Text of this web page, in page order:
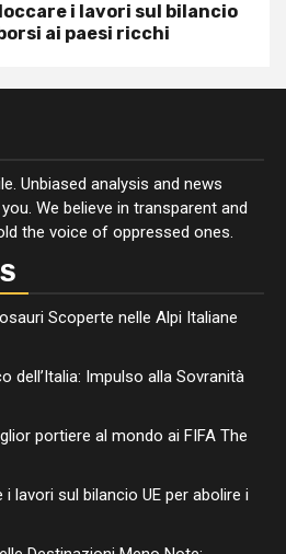
i lavori sul bilancio
ai paesi ricchi
Unbiased analysis and news
We believe in transparent and
the voice of oppressed ones.
Scoperte nelle Alpi Italiane
dell’Italia: Impulso alla Sovranità
portiere al mondo ai FIFA The
lavori sul bilancio UE per abolire i